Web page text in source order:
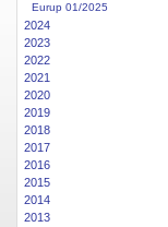
Eurup 01/2025
2024
2023
2022
2021
2020
2019
2018
2017
2016
2015
2014
2013